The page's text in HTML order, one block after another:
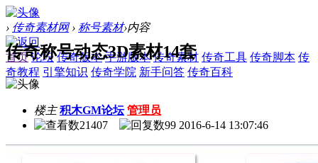
› 传奇素材网 › 称号素材›内容
首页 论坛 传奇版本 手游版本 传奇素材 传奇工具 传奇脚本 传
奇教程 引擎知识 传奇学院 新手问答 传奇百科
传奇称号动态3D素材14套
楼主 积木GM论坛 管理员
21407
99 2016-6-14 13:07:46